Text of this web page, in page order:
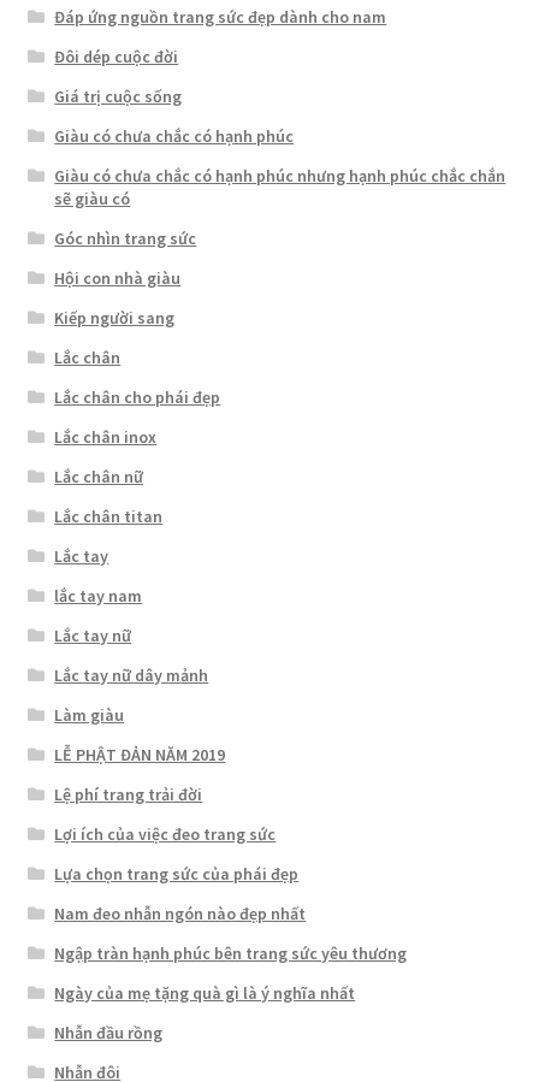
Đáp ứng nguồn trang sức đẹp dành cho nam
Đôi dép cuộc đời
Giá trị cuộc sống
Giàu có chưa chắc có hạnh phúc
Giàu có chưa chắc có hạnh phúc nhưng hạnh phúc chắc chắn
sẽ giàu có
Góc nhìn trang sức
Hội con nhà giàu
Kiếp người sang
Lắc chân
Lắc chân cho phái đẹp
Lắc chân inox
Lắc chân nữ
Lắc chân titan
Lắc tay
lắc tay nam
Lắc tay nữ
Lắc tay nữ dây mảnh
Làm giàu
LỄ PHẬT ĐẢN NĂM 2019
Lệ phí trang trải đời
Lợi ích của việc đeo trang sức
Lựa chọn trang sức của phái đẹp
Nam đeo nhẫn ngón nào đẹp nhất
Ngập tràn hạnh phúc bên trang sức yêu thương
Ngày của mẹ tặng quà gì là ý nghĩa nhất
Nhẫn đầu rồng
Nhẫn đôi